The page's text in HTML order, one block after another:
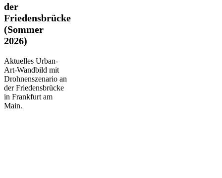
der
Friedensbrücke
(Sommer
2026)
der
Friedensbrücke
(Sommer
2026)
Aktuelles Urban-
Art-Wandbild mit
Drohnenszenario an
der Friedensbrücke
in Frankfurt am
Main.